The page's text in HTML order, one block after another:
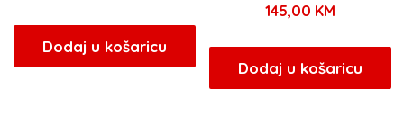
Dodaj u košaricu
145,00 KM
Dodaj u košaricu